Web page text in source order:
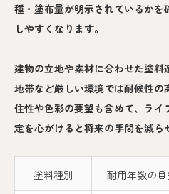
種・塗布量が明示されているか
しやすくなります。
建物の立地や素材に合わせた塗
地帯など厳しい環境では耐候性
住性や色彩の要望も含めて、ラ
定を心がけると将来の手間を減ら
塗料種別 耐用年数の目